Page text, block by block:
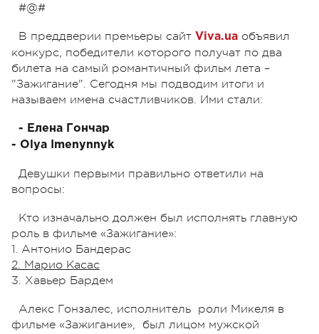
#@#
В преддверии премьеры сайт Viva.ua объявил
конкурс, победители которого получат по два
билета на самый романтичный фильм лета –
"Зажигание". Сегодня мы подводим итоги и
называем имена счастливчиков. Ими стали:
- Елена Гончар
- Olya Imenynnyk
Девушки первыми правильно ответили на
вопросы:
Кто изначально должен был исполнять главную
роль в фильме «Зажигание»:
1. Антонио Бандерас
2. Марио Касас
3. Хавьер Бардем
Алекс Гонзалес, исполнитель роли Микеля в
фильме «Зажигание», был лицом мужской